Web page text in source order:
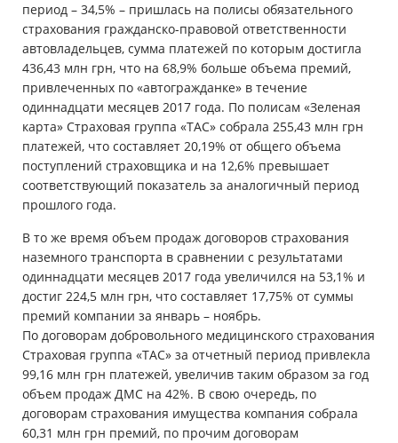
период – 34,5% – пришлась на полисы обязательного
страхования гражданско-правовой ответственности
автовладельцев, сумма платежей по которым достигла
436,43 млн грн, что на 68,9% больше объема премий,
привлеченных по «автогражданке» в течение
одиннадцати месяцев 2017 года. По полисам «Зеленая
карта» Страховая группа «ТАС» собрала 255,43 млн грн
платежей, что составляет 20,19% от общего объема
поступлений страховщика и на 12,6% превышает
соответствующий показатель за аналогичный период
прошлого года.
В то же время объем продаж договоров страхования
наземного транспорта в сравнении с результатами
одиннадцати месяцев 2017 года увеличился на 53,1% и
достиг 224,5 млн грн, что составляет 17,75% от суммы
премий компании за январь – ноябрь.
По договорам добровольного медицинского страхования
Страховая группа «ТАС» за отчетный период привлекла
99,16 млн грн платежей, увеличив таким образом за год
объем продаж ДМС на 42%. В свою очередь, по
договорам страхования имущества компания собрала
60,31 млн грн премий, по прочим договорам